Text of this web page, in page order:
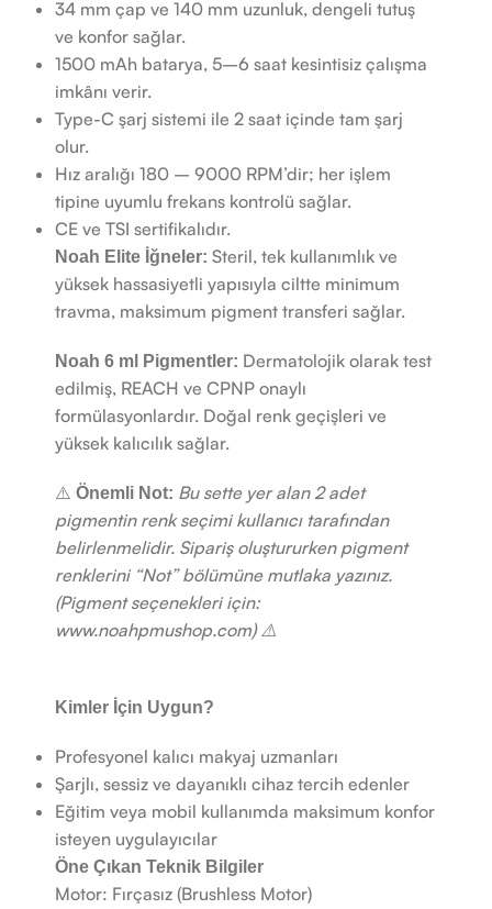
34 mm çap ve 140 mm uzunluk, dengeli tutuş
ve konfor sağlar.
1500 mAh batarya, 5–6 saat kesintisiz çalışma
imkânı verir.
Type-C şarj sistemi ile 2 saat içinde tam şarj
olur.
Hız aralığı 180 – 9000 RPM’dir; her işlem
tipine uyumlu frekans kontrolü sağlar.
CE ve TSI sertifikalıdır.
Noah Elite İğneler: Steril, tek kullanımlık ve
yüksek hassasiyetli yapısıyla ciltte minimum
travma, maksimum pigment transferi sağlar.
Noah 6 ml Pigmentler: Dermatolojik olarak test
edilmiş, REACH ve CPNP onaylı
formülasyonlardır. Doğal renk geçişleri ve
yüksek kalıcılık sağlar.
⚠️ Önemli Not: Bu sette yer alan 2 adet
pigmentin renk seçimi kullanıcı tarafından
belirlenmelidir. Sipariş oluştururken pigment
renklerini “Not” bölümüne mutlaka yazınız.
(Pigment seçenekleri için:
www.noahpmushop.com) ⚠️
Kimler İçin Uygun?
Profesyonel kalıcı makyaj uzmanları
Şarjlı, sessiz ve dayanıklı cihaz tercih edenler
Eğitim veya mobil kullanımda maksimum konfor
isteyen uygulayıcılar
Öne Çıkan Teknik Bilgiler
Motor: Fırçasız (Brushless Motor)